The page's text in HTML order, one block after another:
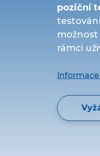
poziční
rámci